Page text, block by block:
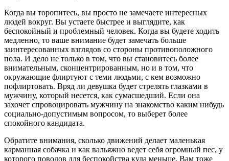
Когда вы торопитесь, вы просто не замечаете интересных
людей вокруг. Вы устаете быстрее и выглядите, как
беспокойный и проблемный человек. Когда вы будете ходить
медленно, то ваше внимание будет замечать больше
заинтересованных взглядов со стороны противоположного
пола. И дело не только в том, что вы становитесь более
внимательным, сконцентрированным, но и в том, что
окружающие флиртуют с теми людьми, с кем возможно
пофлиртовать. Вряд ли девушка будет стрелять глазками в
мужчину, который несется, как сумасшедший. Если она
захочет спровоцировать мужчину на знакомство каким нибудь
социально-допустимым вопросом, то выберет более
спокойного кандидата.
Обратите внимания, сколько движений делает маленькая
карманная собачка и как вальяжно ведет себя огромный пес, у
которого поводов для беспокойства куда меньше. Вам тоже